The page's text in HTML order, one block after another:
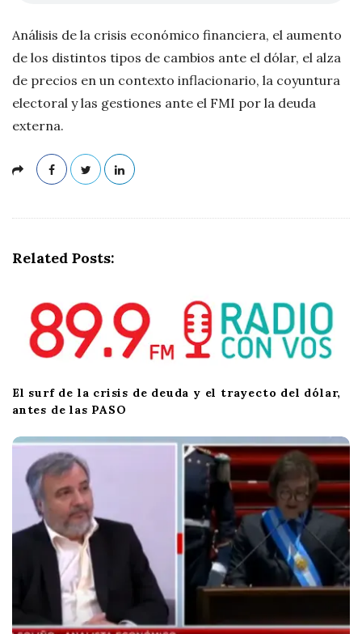
l
i
o
Análisis de la crisis económico financiera, el aumento
de los distintos tipos de cambios ante el dólar, el alza
de precios en un contexto inflacionario, la coyuntura
electoral y las gestiones ante el FMI por la deuda
externa.
Related Posts:
El surf de la crisis de deuda y el trayecto del dólar,
antes de las PASO